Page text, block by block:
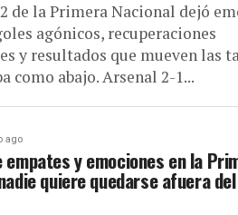
de la Primera Nacional dejó
agónicos, recuperaciones
y resultados que mueven las
como abajo. Arsenal 2-1...
ago
empates y emociones en la
quiere quedarse afuera del